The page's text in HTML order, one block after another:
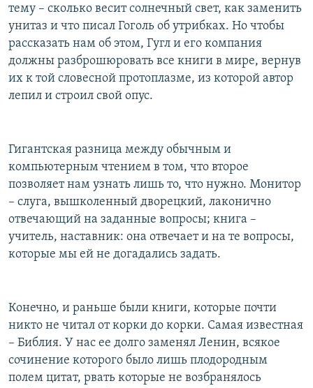
тему – сколько весит солнечный свет, как заменить
унитаз и что писал Гоголь об утрибках. Но чтобы
рассказать нам об этом, Гугл и его компания
должны разброшюровать все книги в мире, вернув
их к той словесной протоплазме, из которой автор
лепил и строил свой опус.
Гигантская разница между обычным и
компьютерным чтением в том, что второе
позволяет нам узнать лишь то, что нужно. Монитор
– слуга, вышколенный дворецкий, лаконично
отвечающий на заданные вопросы; книга –
учитель, наставник: она отвечает и на те вопросы,
которые мы ей не догадались задать.
Конечно, и раньше были книги, которые почти
никто не читал от корки до корки. Самая известная
– Библия. У нас ее долго заменял Ленин, всякое
сочинение которого было лишь плодородным
полем цитат, рвать которые не возбранялось